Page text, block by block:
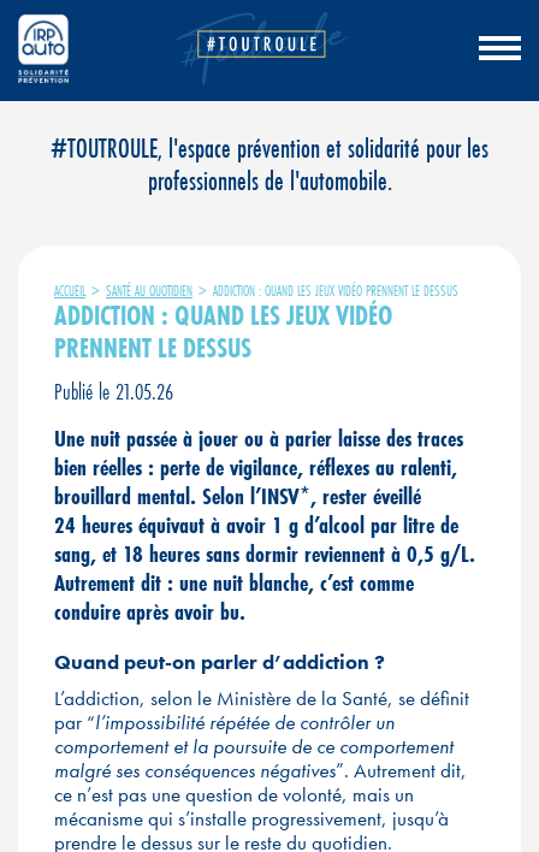
#TOUTROULE, l'espace prévention et solidarité pour les
professionnels de l'automobile.
ACCUEIL > SANTÉ AU QUOTIDIEN > ADDICTION : QUAND LES JEUX VIDÉO PRENNENT LE DESSUS
ADDICTION : QUAND LES JEUX VIDÉO
PRENNENT LE DESSUS
Publié le 21.05.26
Une nuit passée à jouer ou à parier laisse des traces
bien réelles: perte de vigilance, réflexes au ralenti,
brouillard mental. Selon l’INSV*, resteréveillé
24 heureséquivautà avoir 1 g d’alcool par litre de
sang, et 18heures sans dormir reviennentà 0,5 g/L.
Autrement dit: une nuit blanche, c’est comme
conduire après avoir bu.
Quand peut-on parler d’addiction ?
L’addiction, selon le Ministère de la Santé, se définit
par “l’impossibilité répétée de contrôler un
comportement et la poursuite de ce comportement
malgré ses conséquences négatives”. Autrement dit,
ce n’est pas une question de volonté, mais un
mécanisme qui s’installe progressivement, jusqu’à
prendre le dessus sur le reste du quotidien.